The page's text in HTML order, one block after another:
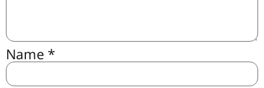
Name *